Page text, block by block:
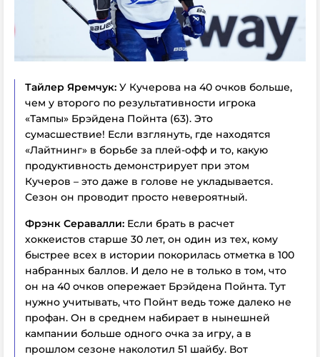
Тайлер Яремчук: У Кучерова на 40 очков больше,
чем у второго по результативности игрока
«Тампы» Брэйдена Пойнта (63). Это
сумасшествие! Если взглянуть, где находятся
«Лайтнинг» в борьбе за плей-офф и то, какую
продуктивность демонстрирует при этом
Кучеров – это даже в голове не укладывается.
Сезон он проводит просто невероятный.
Фрэнк Серавалли: Если брать в расчет
хоккеистов старше 30 лет, он один из тех, кому
быстрее всех в истории покорилась отметка в 100
набранных баллов. И дело не в только в том, что
он на 40 очков опережает Брэйдена Пойнта. Тут
нужно учитывать, что Пойнт ведь тоже далеко не
профан. Он в среднем набирает в нынешней
кампании больше одного очка за игру, а в
прошлом сезоне наколотил 51 шайбу. Вот